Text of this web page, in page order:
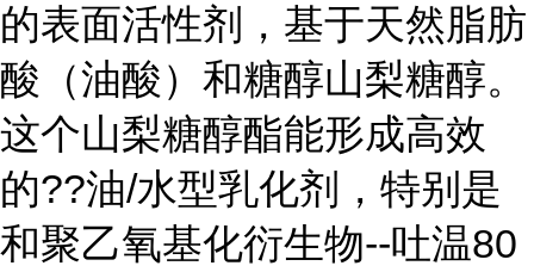
的表面活性剂，基于天然脂肪
酸（油酸）和糖醇山梨糖醇。
这个山梨糖醇酯能形成高效
的??油/水型乳化剂，特别是
和聚乙氧基化衍生物--吐温80